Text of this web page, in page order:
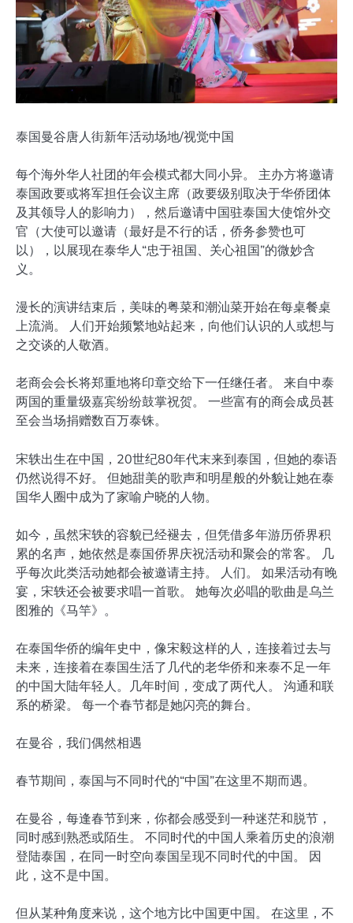
泰国曼谷唐人街新年活动场地/视觉中国
每个海外华人社团的年会模式都大同小异。 主办方将邀请
泰国政要或将军担任会议主席（政要级别取决于华侨团体
及其领导人的影响力），然后邀请中国驻泰国大使馆外交
官（大使可以邀请（最好是不行的话，侨务参赞也可
以），以展现在泰华人“忠于祖国、关心祖国”的微妙含
义。
漫长的演讲结束后，美味的粤菜和潮汕菜开始在每桌餐桌
上流淌。 人们开始频繁地站起来，向他们认识的人或想与
之交谈的人敬酒。
老商会会长将郑重地将印章交给下一任继任者。 来自中泰
两国的重量级嘉宾纷纷鼓掌祝贺。 一些富有的商会成员甚
至会当场捐赠数百万泰铢。
宋轶出生在中国，20世纪80年代末来到泰国，但她的泰语
仍然说得不好。 但她甜美的歌声和明星般的外貌让她在泰
国华人圈中成为了家喻户晓的人物。
如今，虽然宋轶的容貌已经褪去，但凭借多年游历侨界积
累的名声，她依然是泰国侨界庆祝活动和聚会的常客。 几
乎每次此类活动她都会被邀请主持。 人们。 如果活动有晚
宴，宋轶还会被要求唱一首歌。 她每次必唱的歌曲是乌兰
图雅的《马竿》。
在泰国华侨的编年史中，像宋毅这样的人，连接着过去与
未来，连接着在泰国生活了几代的老华侨和来泰不足一年
的中国大陆年轻人。几年时间，变成了两代人。 沟通和联
系的桥梁。 每一个春节都是她闪亮的舞台。
在曼谷，我们偶然相遇
春节期间，泰国与不同时代的“中国”在这里不期而遇。
在曼谷，每逢春节到来，你都会感受到一种迷茫和脱节，
同时感到熟悉或陌生。 不同时代的中国人乘着历史的浪潮
登陆泰国，在同一时空向泰国呈现不同时代的中国。 因
此，这不是中国。
但从某种角度来说，这个地方比中国更中国。 在这里，不